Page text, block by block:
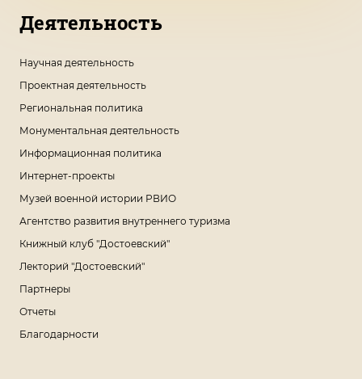
Деятельность
Научная деятельность
Проектная деятельность
Региональная политика
Монументальная деятельность
Информационная политика
Интернет-проекты
Музей военной истории РВИО
Агентство развития внутреннего туризма
Книжный клуб "Достоевский"
Лекторий "Достоевский"
Партнеры
Отчеты
Благодарности